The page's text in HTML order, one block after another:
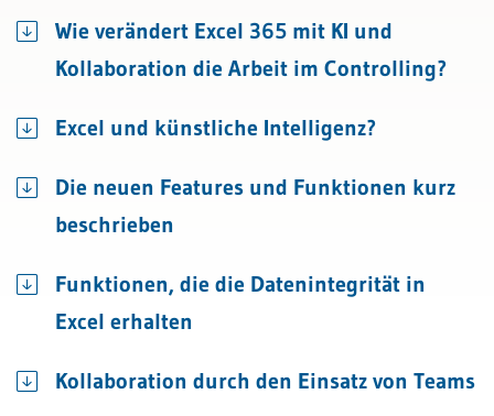
Wie verändert Excel 365 mit KI und
Kollaboration die Arbeit im Controlling?
Excel und künstliche Intelligenz?
Die neuen Features und Funktionen kurz
beschrieben
Funktionen, die die Datenintegrität in
Excel erhalten
Kollaboration durch den Einsatz von Teams